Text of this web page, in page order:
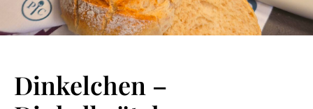
Dinkelchen –